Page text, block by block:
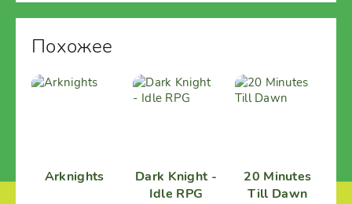
Похожее
Arknights
Dark Knight -
Idle RPG
20 Minutes
Till Dawn